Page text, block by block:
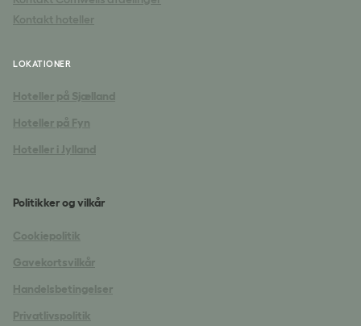
Kontakt hoteller
LOKATIONER
Hoteller på Sjælland
Hoteller på Fyn
Hoteller i Jylland
Politikker og vilkår
Cookiepolitik
Gavekortsvilkår
Handelsbetingelser
Privatlivspolitik